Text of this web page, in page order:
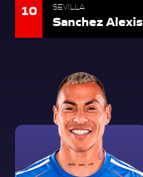
10 SEVILLA
Sanchez Alexis